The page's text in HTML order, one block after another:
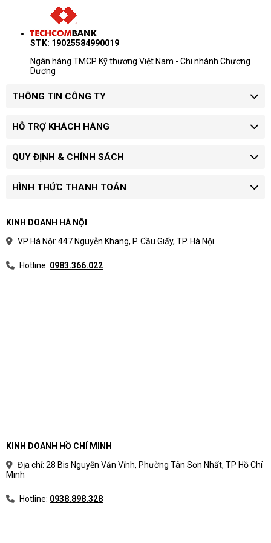
Độ tin cậy cao:
Bộ nhớ ECC:
khỏi lỗi và đảm bảo tính ổn định của hệ thống.
Bảo hành:Dell PowerEdge R250 được bảo hành 3
năm chính hãng Dell.
Ngoài ra, Máy chủ Dell PowerEdge R250 4x3.5 E-2324G-
Hỗ trợ nhiều hệ điều hành: Windows Server, Red Hat
Thiết kế nhỏ gọn 1U giúp tiết kiệm không gian.
dùng.
STK: 19025584990019
Ngân hàng TMCP Kỹ thương Việt Nam - Chi nhánh Chương
Dương
THÔNG TIN CÔNG TY
HỖ TRỢ KHÁCH HÀNG
QUY ĐỊNH & CHÍNH SÁCH
HÌNH THỨC THANH TOÁN
KINH DOANH HÀ NỘI
VP Hà Nội: 447 Nguyễn Khang, P. Cầu Giấy, TP. Hà Nội
Hotline: 0983.366.022
KINH DOANH HỒ CHÍ MINH
Địa chỉ: 28 Bis Nguyễn Văn Vĩnh, Phường Tân Sơn Nhất, TP Hồ Chí
Minh
Hotline: 0938.898.328